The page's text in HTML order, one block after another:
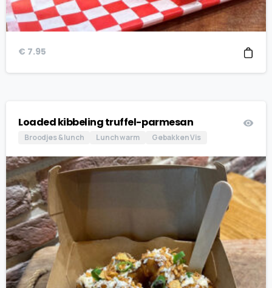
€ 7.95
Loaded kibbeling truffel-parmesan
Broodjes & lunch Lunch warm Gebakken Vis